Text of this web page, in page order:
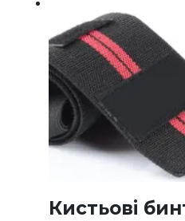
Кистьові